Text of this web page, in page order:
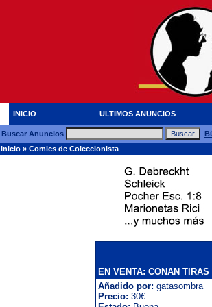
INICIO ULTIMOS ANUNCIOS
Buscar Anuncios
Inicio » Comics de Coleccionista
EN VENTA: CONAN
Añadido por: gatasombra
Precio: 30€